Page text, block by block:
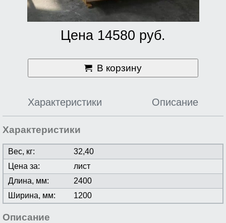
Цена 14580 руб.
В корзину
Характеристики Описание
Характеристики
Вес, кг:
32,40
Цена за:
лист
Длина, мм:
2400
Ширина, мм:
1200
Описание